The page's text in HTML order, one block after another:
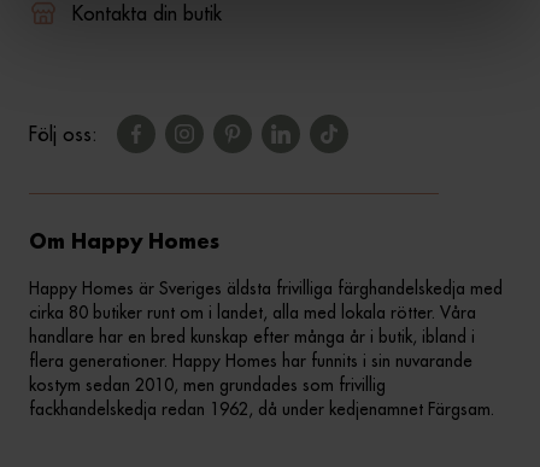
Kontakta din butik
Följ oss:
Om Happy Homes
Happy Homes är Sveriges äldsta frivilliga färghandelskedja med
cirka 80 butiker runt om i landet, alla med lokala rötter. Våra
handlare har en bred kunskap efter många år i butik, ibland i
flera generationer. Happy Homes har funnits i sin nuvarande
kostym sedan 2010, men grundades som frivillig
fackhandelskedja redan 1962, då under kedjenamnet Färgsam.